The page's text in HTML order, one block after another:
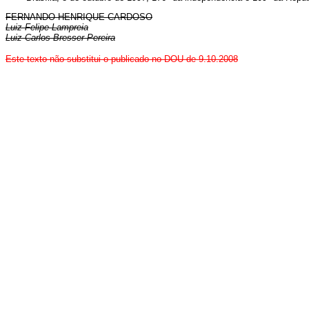
FERNANDO HENRIQUE CARDOSO
Luiz Felipe Lampreia
Luiz Carlos Bresser Pereira
Estetexto não substitui o publicado no DOU de 9.10.2008